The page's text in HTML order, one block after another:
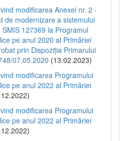
modificarea Anexei nr. 2 -
de modernizare a sistemului
127369 la Programul
pe anul 2020 al Primăriei
prin Dispoziția Primarului
07.05.2020 (13.02.2023)
modificarea Programului
pe anul 2022 al Primăriei
modificarea Programului
pe anul 2022 al Primăriei